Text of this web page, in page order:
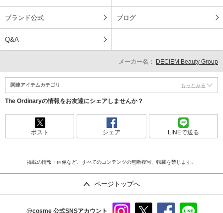
ブランド公式 ブログ
Q&A
メーカー名： DECIEM Beauty Group
関連アイテムカテゴリ もっとみる
The Ordinaryの情報をお友達にシェアしませんか？
ポスト シェア LINEで送る
掲載の情報・画像など、すべてのコンテンツの無断複写、転載を禁じます。
ページトップへ
@cosme 公式SNSアカウント